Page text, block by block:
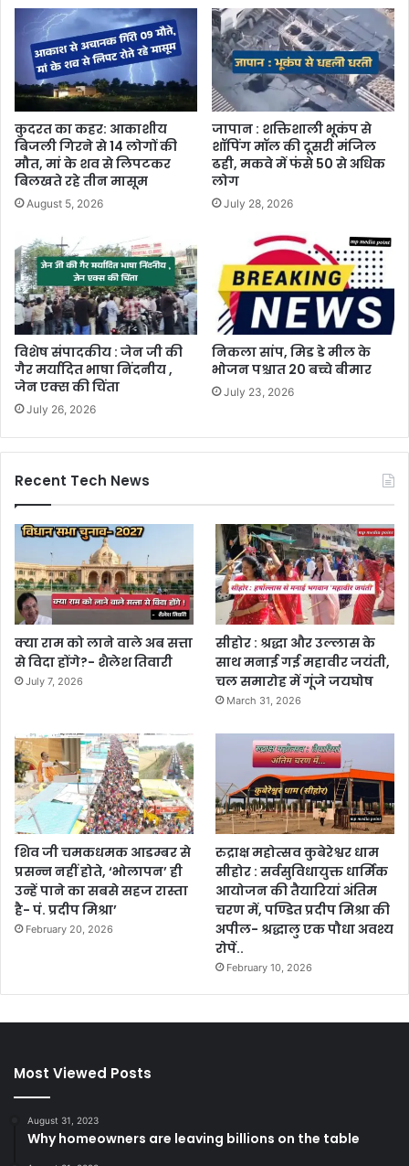
कुदरत का कहर: आकाशीय
बिजली गिरने से 14 लोगों की
मौत, मां के शव से लिपटकर
बिलखते रहे तीन मासूम
August 5, 2026
जापान : शक्तिशाली भूकंप से
शॉपिंग मॉल की दूसरी मंजिल
ढही, मकवे में फंसे 50 से अधिक
लोग
July 28, 2026
विशेष संपादकीय : जेन जी की
गैर मर्यादित भाषा निंदनीय ,
जेन एक्स की चिंता
July 26, 2026
निकला सांप, मिड डे मील के
भोजन पश्चात 20 बच्चे बीमार
July 23, 2026
Recent Tech News
क्या राम को लाने वाले अब सत्ता
से विदा होंगे?- शैलेश तिवारी
July 7, 2026
सीहोर : श्रद्धा और उल्लास के
साथ मनाई गई महावीर जयंती,
चल समारोह में गूंजे जयघोष
March 31, 2026
शिव जी चमकधमक आडम्बर से
प्रसन्न नहीं होते, ‘भोलापन’ ही
उन्हें पाने का सबसे सहज रास्ता
है- पं. प्रदीप मिश्रा’
February 20, 2026
रुद्राक्ष महोत्सव कुबेरेश्वर धाम
सीहोर : सर्वसुविधायुक्त धार्मिक
आयोजन की तैयारियां अंतिम
चरण में, पण्डित प्रदीप मिश्रा की
अपील- श्रद्धालु एक पौधा अवश्य
रोपें..
February 10, 2026
Most Viewed Posts
August 31, 2023
Why homeowners are leaving billions on the table